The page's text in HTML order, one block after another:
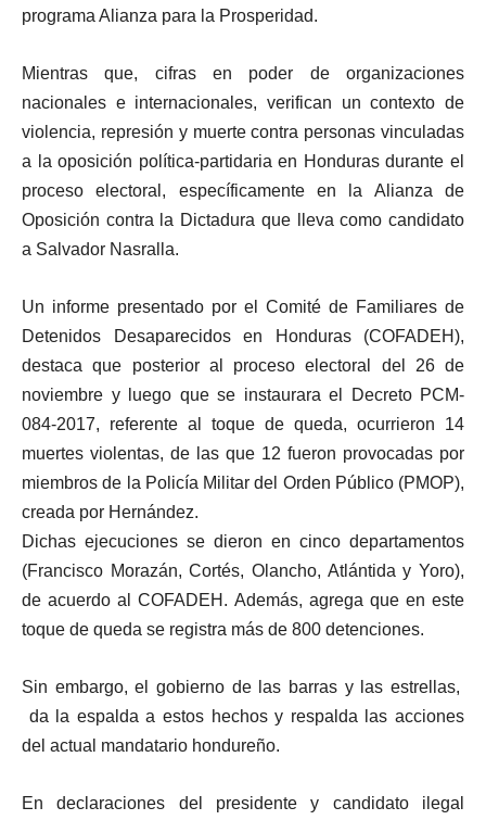
programa Alianza para la Prosperidad.
Mientras que, cifras en poder de organizaciones
nacionales e internacionales, verifican un contexto de
violencia, represión y muerte contra personas vinculadas
a la oposición política-partidaria en Honduras durante el
proceso electoral, específicamente en la Alianza de
Oposición contra la Dictadura que lleva como candidato
a Salvador Nasralla.
Un informe presentado por el Comité de Familiares de
Detenidos Desaparecidos en Honduras (COFADEH),
destaca que posterior al proceso electoral del 26 de
noviembre y luego que se instaurara el Decreto PCM-
084-2017, referente al toque de queda, ocurrieron 14
muertes violentas, de las que 12 fueron provocadas por
miembros de la Policía Militar del Orden Público (PMOP),
creada por Hernández.
Dichas ejecuciones se dieron en cinco departamentos
(Francisco Morazán, Cortés, Olancho, Atlántida y Yoro),
de acuerdo al COFADEH. Además, agrega que en este
toque de queda se registra más de 800 detenciones.
Sin embargo, el gobierno de las barras y las estrellas,
da la espalda a estos hechos y respalda las acciones
del actual mandatario hondureño.
En declaraciones del presidente y candidato ilegal